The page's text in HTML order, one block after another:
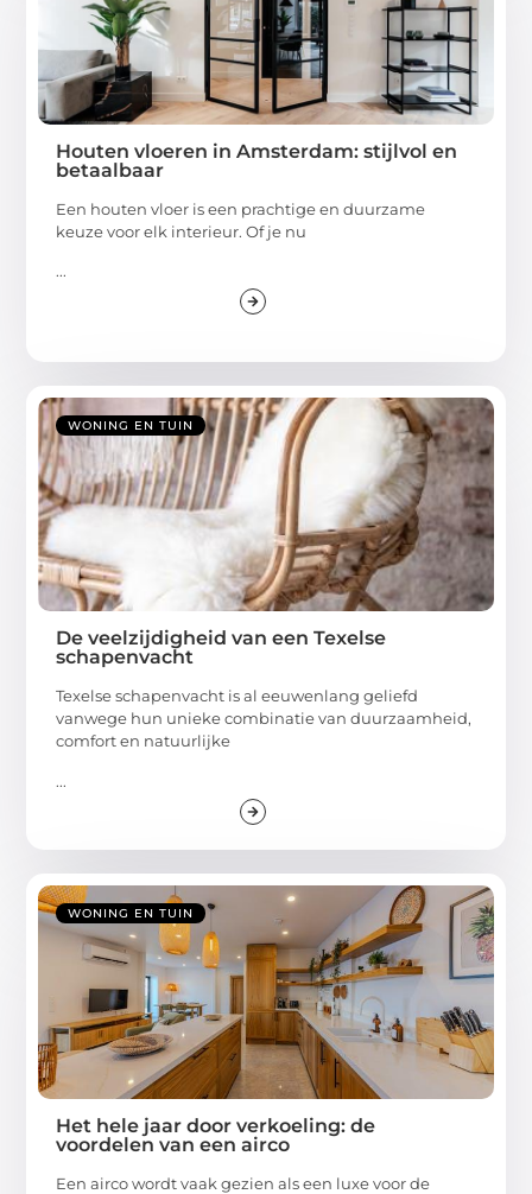
Houten vloeren in Amsterdam: stijlvol en
betaalbaar
Een houten vloer is een prachtige en duurzame
keuze voor elk interieur. Of je nu
...
WONING EN TUIN
De veelzijdigheid van een Texelse
schapenvacht
Texelse schapenvacht is al eeuwenlang geliefd
vanwege hun unieke combinatie van duurzaamheid,
comfort en natuurlijke
...
WONING EN TUIN
Het hele jaar door verkoeling: de
voordelen van een airco
Een airco wordt vaak gezien als een luxe voor de